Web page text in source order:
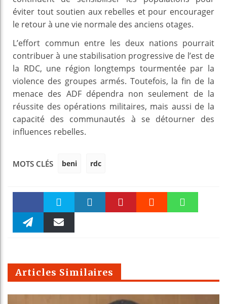
éviter tout soutien aux rebelles et pour encourager
le retour à une vie normale des anciens otages.
L’effort commun entre les deux nations pourrait
contribuer à une stabilisation progressive de l’est de
la RDC, une région longtemps tourmentée par la
violence des groupes armés. Toutefois, la fin de la
menace des ADF dépendra non seulement de la
réussite des opérations militaires, mais aussi de la
capacité des communautés à se détourner des
influences rebelles.
MOTS CLÉS beni rdc
Faceboo Twitter
m
Articles Similaires